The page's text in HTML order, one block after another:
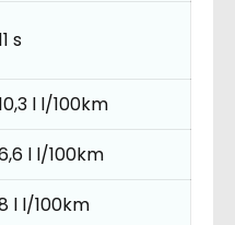
s
l l/100km
l l/100km
l l/100km